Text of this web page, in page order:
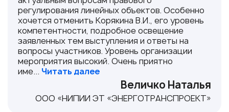
регулирования линейных объектов. Особенно
хочется отменить Корякина В.И., его уровень
компетентности, подробное освещение
заявленных тем выступления и ответы на
вопросы участников. Уровень организации
мероприятия высокий. Очень приятно
име... Читать далее
Величко Наталья
ООО «НИПИИ ЭТ «ЭНЕРГОТРАНСПРОЕКТ»